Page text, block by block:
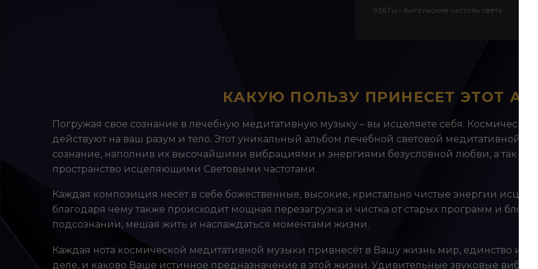
КАКУЮ ПОЛЬЗУ ПРИНЕСЕТ ЭТОТ
Погружая свое сознание в лечебную медитативную музыку – вы исцеляете себя.
действуют на ваш разум и тело. Этот уникальный альбом лечебной световой медитативной
сознание, наполнив их высочайшими вибрациями и энергиями безусловной любви, а так же
пространство исцеляющими Световыми частотами.
Каждая композиция несёт в себе божественные, высокие, кристально чистые энергии
благодаря чему также происходит мощная перезагрузка и чистка от старых программ и
подсознании, мешая жить и наслаждаться моментами жизни.
Каждая нота космической медитативной музыки привнесёт в Вашу жизнь мир, единство и
деле, и каково Ваше истинное предназначение в этой жизни. Удивительные звуковые
936 Гц – Ангельские частоты света
Аудиоплеер